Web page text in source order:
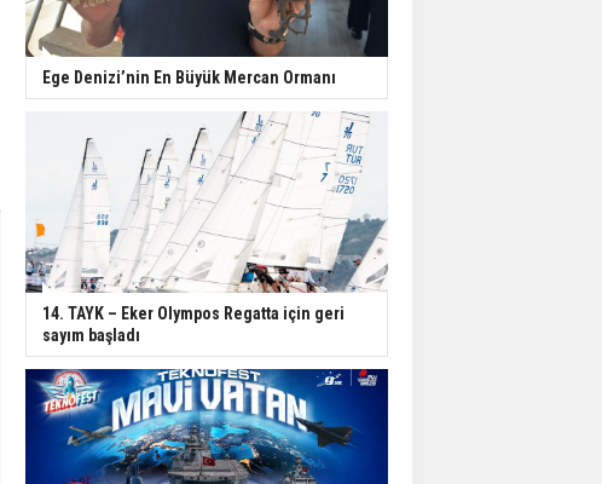
Ege Denizi’nin En Büyük Mercan Ormanı
14. TAYK – Eker Olympos Regatta için geri
sayım başladı